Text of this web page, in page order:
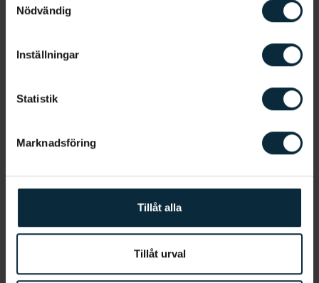
Nödvändig
Inställningar
Statistik
Marknadsföring
Tillåt alla
Tillåt urval
Våra estetiska behandlingar